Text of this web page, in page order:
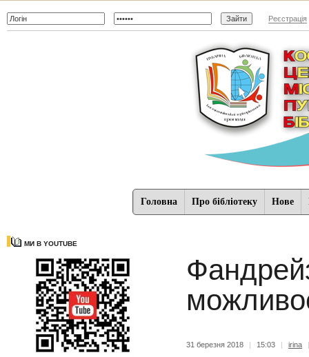
Реєстрація
Головна Про бібліотеку Нове
МИ В YOUTUBE
31 березня 2018 | 15:03 | irina